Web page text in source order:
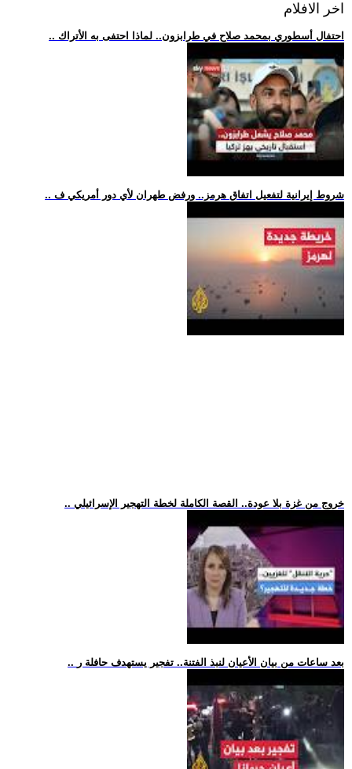
اخر الافلام
.. احتفال أسطوري بمحمد صلاح في طرابزون.. لماذا احتفى به الأتراك
.. شروط إيرانية لتفعيل اتفاق هرمز.. ورفض طهران لأي دور أمريكي ف
.. خروج من غزة بلا عودة.. القصة الكاملة لخطة التهجير الإسرائيلي
.. بعد ساعات من بيان الأعيان لنبذ الفتنة.. تفجير يستهدف حافلة ر